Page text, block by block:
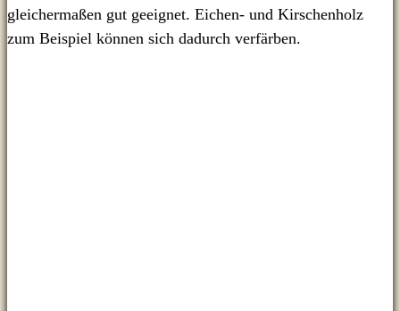
gleichermaßen gut geeignet. Eichen- und Kirschenholz
zum Beispiel können sich dadurch verfärben.